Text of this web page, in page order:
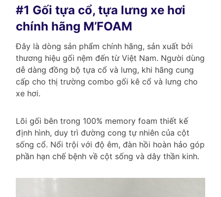
#1 Gối tựa cổ, tựa lưng xe hơi
chính hãng M’FOAM
Đây là dòng sản phẩm chính hãng, sản xuất bởi
thương hiệu gối nệm đến từ Việt Nam. Người dùng
dễ dàng đồng bộ tựa cổ và lưng, khi hãng cung
cấp cho thị trường combo gối kê cổ và lưng cho
xe hơi.
Lõi gối bên trong 100% memory foam thiết kế
định hình, duy trì đường cong tự nhiên của cột
sống cổ. Nổi trội với độ êm, đàn hồi hoàn hảo góp
phần hạn chế bệnh về cột sống và dây thần kinh.